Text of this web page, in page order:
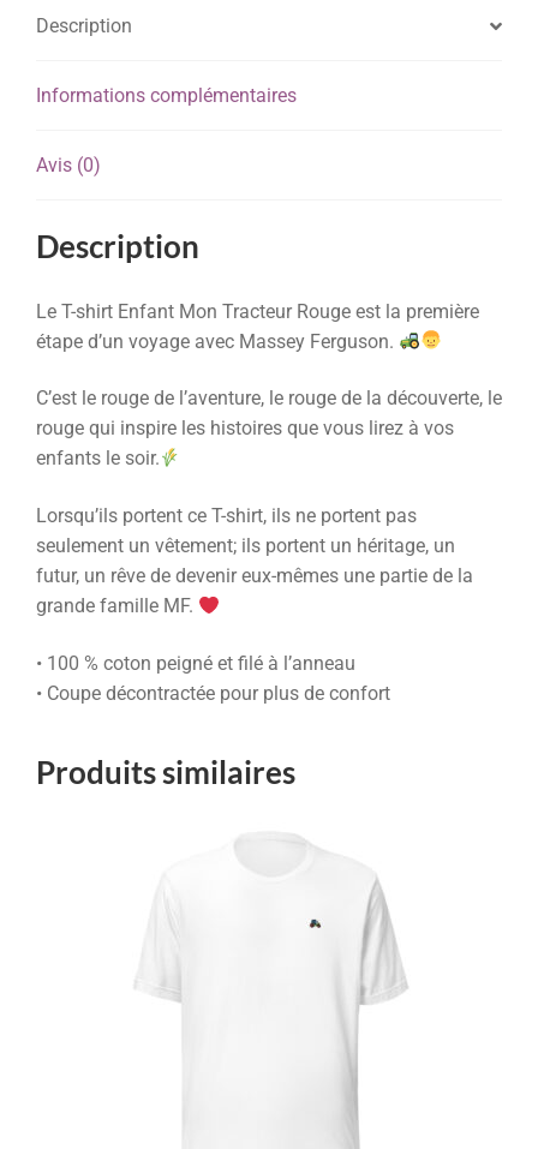
Description
Informations complémentaires
Avis (0)
Description
Le T-shirt Enfant Mon Tracteur Rouge est la première
étape d’un voyage avec Massey Ferguson.
C’est le rouge de l’aventure, le rouge de la découverte, le
rouge qui inspire les histoires que vous lirez à vos
enfants le soir.
Lorsqu’ils portent ce T-shirt, ils ne portent pas
seulement un vêtement; ils portent un héritage, un
futur, un rêve de devenir eux-mêmes une partie de la
grande famille MF.
• 100 % coton peigné et filé à l’anneau
• Coupe décontractée pour plus de confort
Produits similaires